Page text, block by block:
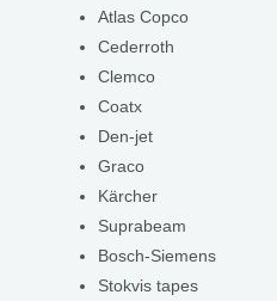
Atlas Copco
Cederroth
Clemco
Coatx
Den-jet
Graco
Kärcher
Suprabeam
Bosch-Siemens
Stokvis tapes